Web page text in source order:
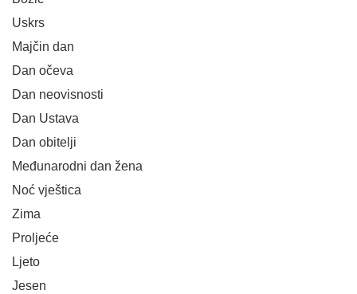
Uskrs
Majčin dan
Dan očeva
Dan neovisnosti
Dan Ustava
Dan obitelji
Međunarodni dan žena
Noć vještica
Zima
Proljeće
Ljeto
Jesen